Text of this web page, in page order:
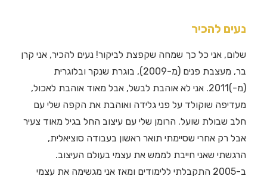
נעים להכיר
שלום, אני כל כך שמחה שקפצת לביקור! נעים להכיר, אני קרן
בר, מעצבת פנים (מ-2009), בוגרת שנקר ובלוגרית
(מ-)2011. אני לא אוהבת לבשל, אבל מאוד אוהבת לאכול,
מעדיפה שוקולד על פני גלידה ואוהבת את הקפה שלי עם
חלב שבולת שועל. הרומן שלי עם עיצוב החל בגיל מאוד צעיר
אבל רק אחרי שסיימתי תואר ראשון בעבודה סוציאלית,
הרגשתי שאני חייבת לממש את עצמי בעולם העיצוב.
ב-2005 התקבלתי ללימודים ומאז אני מגשימה את עצמי